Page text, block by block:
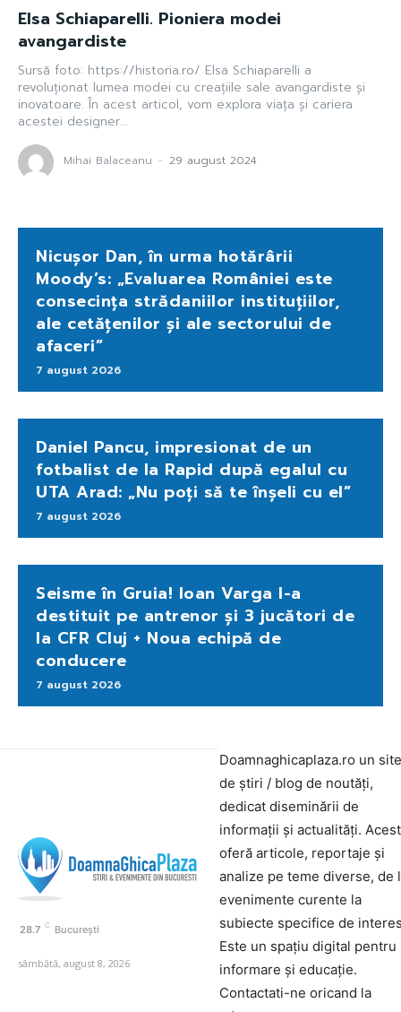
Elsa Schiaparelli. Pioniera modei
avangardiste
Sursă foto: https://historia.ro/ Elsa Schiaparelli a
revoluționat lumea modei cu creațiile sale avangardiste și
inovatoare. În acest articol, vom explora viața și cariera
acestei designer...
Mihai Balaceanu - 29 august 2024
Nicușor Dan, în urma hotărârii
Moody’s: „Evaluarea României este
consecința strădaniilor instituțiilor,
ale cetățenilor și ale sectorului de
afaceri”
7 august 2026
Daniel Pancu, impresionat de un
fotbalist de la Rapid după egalul cu
UTA Arad: „Nu poți să te înșeli cu el”
7 august 2026
Seisme în Gruia! Ioan Varga l-a
destituit pe antrenor și 3 jucători de
la CFR Cluj + Noua echipă de
conducere
7 august 2026
28.7 C București
sâmbătă, august 8, 2026
Doamnaghicaplaza.ro un site
de știri / blog de noutăți,
dedicat diseminării de
informații și actualități.
oferă articole, reportaje și
analize pe teme diverse, de
evenimente curente la
subiecte specifice de
Este un spațiu digital pentru
informare și educație.
Contactati-ne oricand la